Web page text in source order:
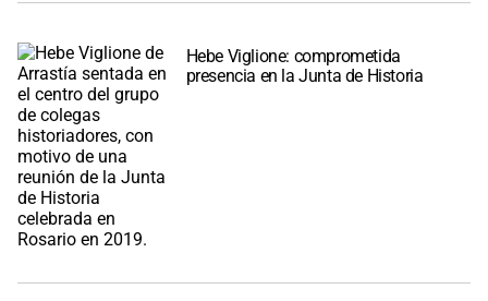
Hebe Viglione: comprometida
presencia en la Junta de Historia